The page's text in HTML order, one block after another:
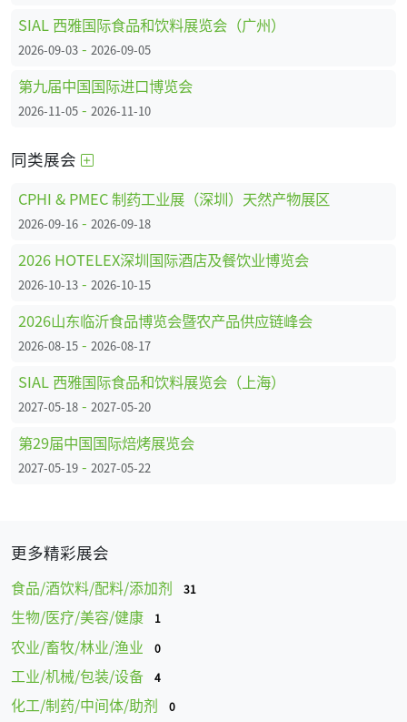
SIAL 西雅国际食品和饮料展览会（广州）
2026-09-03 - 2026-09-05
第九届中国国际进口博览会
2026-11-05 - 2026-11-10
同类展会
CPHI & PMEC 制药工业展（深圳）天然产物展区
2026-09-16 - 2026-09-18
2026 HOTELEX深圳国际酒店及餐饮业博览会
2026-10-13 - 2026-10-15
2026山东临沂食品博览会暨农产品供应链峰会
2026-08-15 - 2026-08-17
SIAL 西雅国际食品和饮料展览会（上海）
2027-05-18 - 2027-05-20
第29届中国国际焙烤展览会
2027-05-19 - 2027-05-22
更多精彩展会
食品/酒饮料/配料/添加剂 31
生物/医疗/美容/健康 1
农业/畜牧/林业/渔业 0
工业/机械/包装/设备 4
化工/制药/中间体/助剂 0